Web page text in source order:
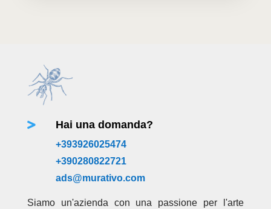
 Hai una domanda?
+393926025474
+390280822721
ads@murativo.com
Siamo un'azienda con una passione per l'arte